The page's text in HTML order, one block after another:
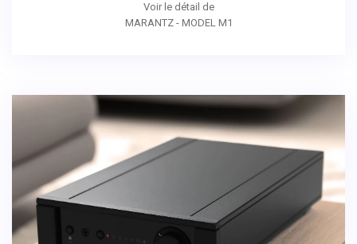
Voir le détail de
MARANTZ - MODEL M1